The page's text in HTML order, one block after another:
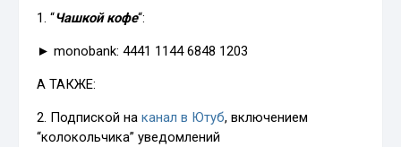
1. “Чашкой кофе“:
► monobank: 4441 1144 6848 1203
А ТАКЖЕ:
2. Подпиской наканал в Ютуб, включением
“колокольчика” уведомлений